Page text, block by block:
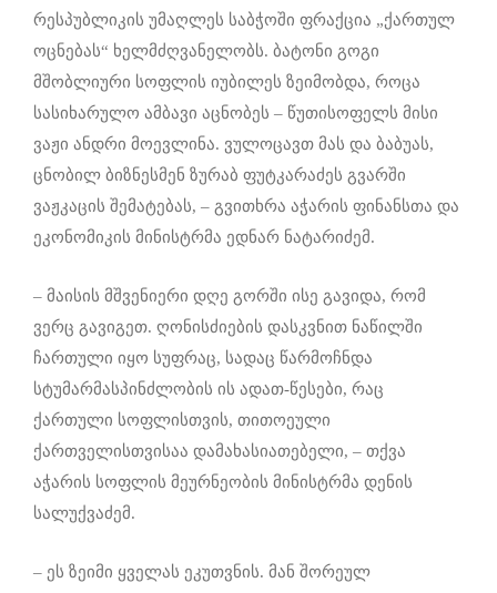
რესპუბლიკის უმაღლეს საბჭოში ფრაქცია „ქართულ
ოცნებას“ ხელმძღვანელობს. ბატონი გოგი
მშობლიური სოფლის იუბილეს ზეიმობდა, როცა
სასიხარულო ამბავი აცნობეს – წუთისოფელს მისი
ვაჟი ანდრი მოევლინა. ვულოცავთ მას და ბაბუას,
ცნობილ ბიზნესმენ ზურაბ ფუტკარაძეს გვარში
ვაჟკაცის შემატებას, – გვითხრა აჭარის ფინანსთა და
ეკონომიკის მინისტრმა ედნარ ნატარიძემ.
– მაისის მშვენიერი დღე გორში ისე გავიდა, რომ
ვერც გავიგეთ. ღონისძიების დასკვნით ნაწილში
ჩართული იყო სუფრაც, სადაც წარმოჩნდა
სტუმარმასპინძლობის ის ადათ-წესები, რაც
ქართული სოფლისთვის, თითოეული
ქართველისთვისაა დამახასიათებელი, – თქვა
აჭარის სოფლის მეურნეობის მინისტრმა დენის
სალუქვაძემ.
– ეს ზეიმი ყველას ეკუთვნის. მან შორეულ